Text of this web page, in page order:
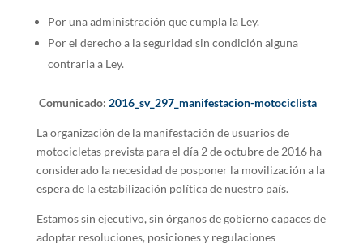
Por una administración que cumpla la Ley.
Por el derecho a la seguridad sin condición alguna
contraria a Ley.
Comunicado: 2016_sv_297_manifestacion-motociclista
La organización de la manifestación de usuarios de
motocicletas prevista para el día 2 de octubre de 2016 ha
considerado la necesidad de posponer la movilización a la
espera de la estabilización política de nuestro país.
Estamos sin ejecutivo, sin órganos de gobierno capaces de
adoptar resoluciones, posiciones y regulaciones